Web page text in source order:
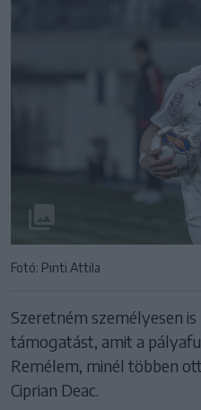
Fotó: Pinti Attila
Szeretném személyesen
támogatást, amit a
Remélem, minél többen
Ciprian Deac.